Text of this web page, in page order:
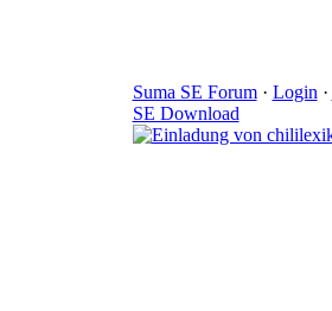
Suma SE Forum· Login ·
SE Download